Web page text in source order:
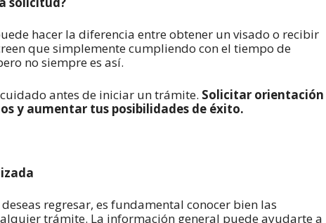
hacer la diferencia entre obtener un visado o recibir
que simplemente cumpliendo con el tiempo de
no siempre es así.
antes de iniciar un trámite. Solicitar orientación
y aumentar tus posibilidades de éxito.
regresar, es fundamental conocer bien las
trámite. La información general puede ayudarte a